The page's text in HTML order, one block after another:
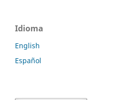
Idioma
English
Español